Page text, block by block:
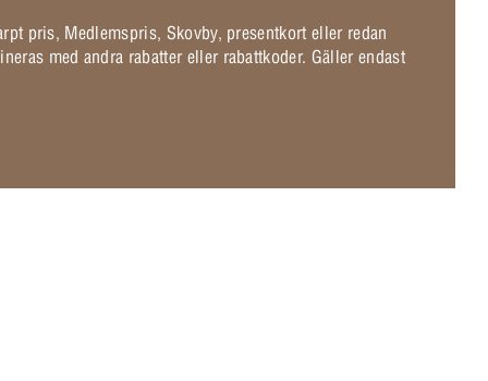
pris, Medlemspris, Skovby, presentkort eller redan
med andra rabatter eller rabattkoder. Gäller endast